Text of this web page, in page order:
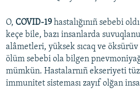
O, COVID-19 hastalığınıñ sebebi
keçe bile, bazı insanlarda
alâmetleri, yüksek sıcaq ve
ölüm sebebi ola bilgen
mümkün. Hastalarnıñ ekseriyeti
immunitet sisteması zayıf olğan